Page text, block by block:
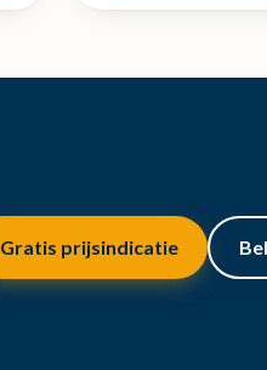
Gratis prijsindicatie